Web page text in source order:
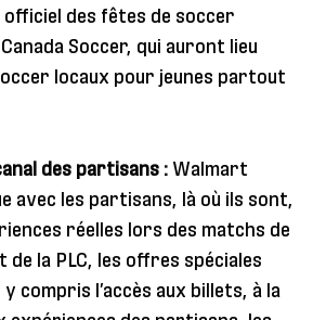
des fêtes de soccer
Soccer, qui auront lieu
locaux pour jeunes partout
des partisans : Walmart
avec les partisans, là où ils sont,
réelles lors des matchs de
de la PLC, les offres spéciales
compris l’accès aux billets, à la